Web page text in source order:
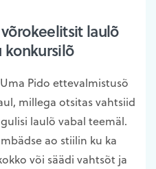
laulõ
konkursilõ
Pido ettevalmistusõ
millega otsitas vahtsiid
laulõ vabal teemäl.
ao stiilin ku ka
või säädi vahtsõt ja